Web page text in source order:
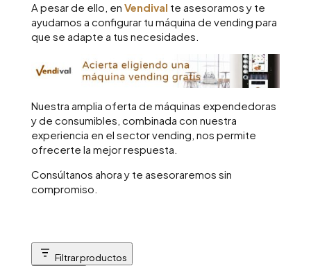
A pesar de ello, en Vendival te asesoramos y te
ayudamos a configurar tu máquina de vending para
que se adapte a tus necesidades.
Nuestra amplia oferta de máquinas expendedoras
y de consumibles, combinada con nuestra
experiencia en el sector vending, nos permite
ofrecerte la mejor respuesta.
Consúltanos ahora y te asesoraremos sin
compromiso.
Filtrar productos